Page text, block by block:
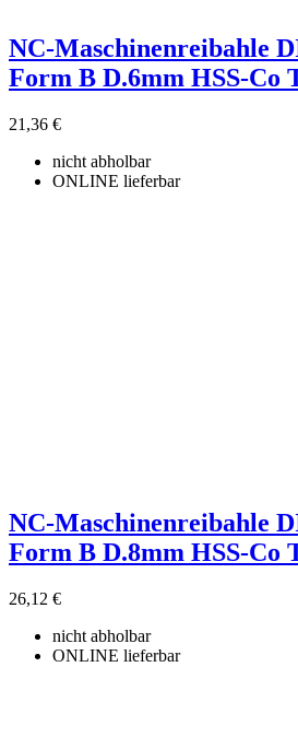
NC-Maschinenreibahle
Form B D.6mm HSS-Co
21,36 €
nicht abholbar
ONLINE lieferbar
NC-Maschinenreibahle
Form B D.8mm HSS-Co
26,12 €
nicht abholbar
ONLINE lieferbar